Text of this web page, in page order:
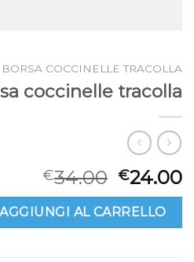
BORSA COCCINELLE TRACOLLA
coccinelle tracolla
€34.00 €24.00
quantità
AGGIUNGI AL CARRELLO